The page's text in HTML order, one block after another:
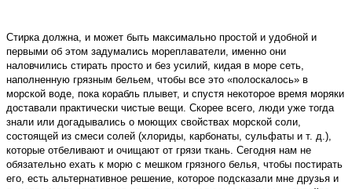
Стирка должна, и может быть максимально простой и удобной и
первыми об этом задумались мореплаватели, именно они
наловчились стирать просто и без усилий, кидая в море сеть,
наполненную грязным бельем, чтобы все это «полоскалось» в
морской воде, пока корабль плывет, и спустя некоторое время моряки
доставали практически чистые вещи. Скорее всего, люди уже тогда
знали или догадывались о моющих свойствах морской соли,
состоящей из смеси солей (хлориды, карбонаты, сульфаты и т. д.),
которые отбеливают и очищают от грязи ткань. Сегодня нам не
обязательно ехать к морю с мешком грязного белья, чтобы постирать
его, есть альтернативное решение, которое подсказали мне друзья и